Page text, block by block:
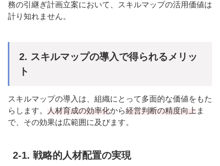
務の引継ぎ計画立案において、スキルマップの活用価値は
計り知れません。
2. スキルマップの導入で得られるメリッ
ト
スキルマップの導入は、組織にとって多面的な価値をもた
らします。
人材育成の効率化から経営判断の精度向上 ま
で、その効果は広範囲に及びます。
2-1. 戦略的人材配置の実現